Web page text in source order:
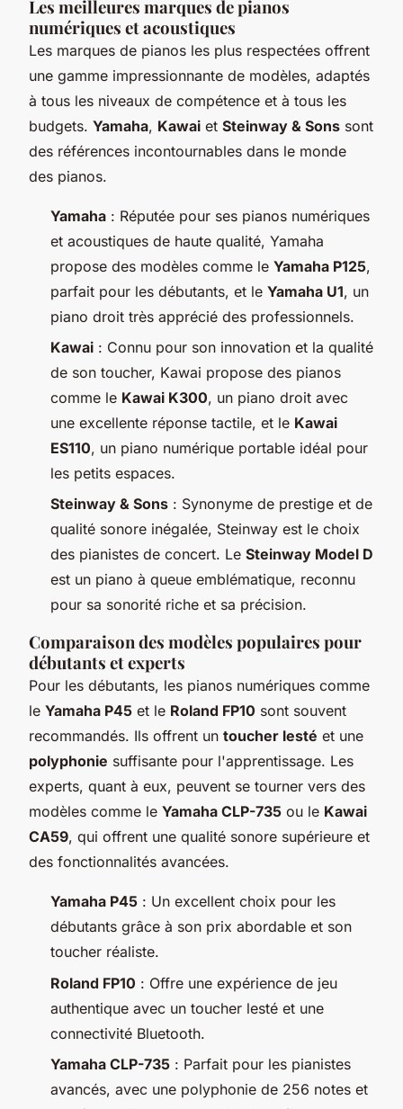
Les meilleures marques de pianos
numériques et acoustiques
Les marques de pianos les plus respectées offrent
une gamme impressionnante de modèles, adaptés
à tous les niveaux de compétence et à tous les
budgets. Yamaha, Kawai et Steinway & Sons sont
des références incontournables dans le monde
des pianos.
Yamaha : Réputée pour ses pianos numériques
et acoustiques de haute qualité, Yamaha
propose des modèles comme le Yamaha P125,
parfait pour les débutants, et le Yamaha U1, un
piano droit très apprécié des professionnels.
Kawai : Connu pour son innovation et la qualité
de son toucher, Kawai propose des pianos
comme le Kawai K300, un piano droit avec
une excellente réponse tactile, et le Kawai
ES110, un piano numérique portable idéal pour
les petits espaces.
Steinway & Sons : Synonyme de prestige et de
qualité sonore inégalée, Steinway est le choix
des pianistes de concert. Le Steinway Model D
est un piano à queue emblématique, reconnu
pour sa sonorité riche et sa précision.
Comparaison des modèles populaires pour
débutants et experts
Pour les débutants, les pianos numériques comme
le Yamaha P45 et le Roland FP10 sont souvent
recommandés. Ils offrent un toucher lesté et une
polyphonie suffisante pour l'apprentissage. Les
experts, quant à eux, peuvent se tourner vers des
modèles comme le Yamaha CLP-735 ou le Kawai
CA59, qui offrent une qualité sonore supérieure et
des fonctionnalités avancées.
Yamaha P45 : Un excellent choix pour les
débutants grâce à son prix abordable et son
toucher réaliste.
Roland FP10 : Offre une expérience de jeu
authentique avec un toucher lesté et une
connectivité Bluetooth.
Yamaha CLP-735 : Parfait pour les pianistes
avancés, avec une polyphonie de 256 notes et